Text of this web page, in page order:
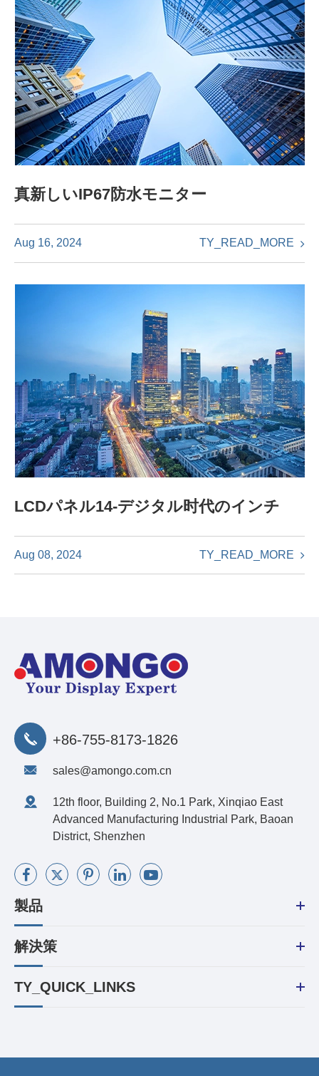
真新しいIP67防水モニター
Aug 16, 2024 TY_READ_MORE
LCDパネル14-デジタル时代のインチ
Aug 08, 2024 TY_READ_MORE
+86-755-8173-1826
sales@amongo.com.cn
12th floor, Building 2, No.1 Park, Xinqiao East
Advanced Manufacturing Industrial Park, Baoan
District, Shenzhen
製品
解決策
TY_QUICK_LINKS